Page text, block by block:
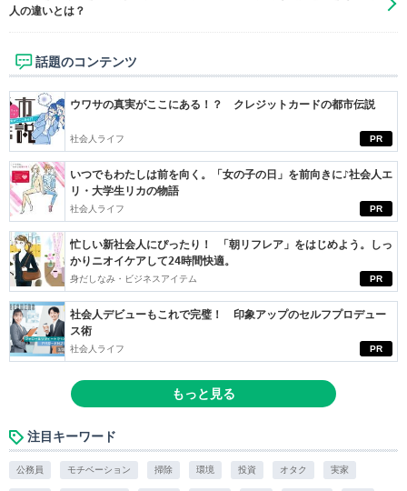
人の違いとは？
話題のコンテンツ
PR
ウワサの真実がここにある！？ クレジットカードの都市伝説
社会人ライフ
PR
いつでもわたしは前を向く。「女の子の日」を前向きに♪社会人エ
リ・大学生リカの物語
社会人ライフ
PR
忙しい新社会人にぴったり！ 「朝リフレア」をはじめよう。しっ
かりニオイケアして24時間快適。
身だしなみ・ビジネスアイテム
PR
社会人デビューもこれで完璧！ 印象アップのセルフプロデュー
ス術
社会人ライフ
もっと見る
注目キーワード
公務員 モチベーション 掃除 環境 投資 オタク 実家